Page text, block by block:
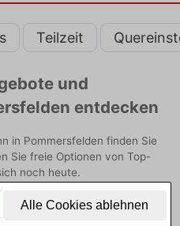
Alle Cookies ablehnen
Teilzeit
und
entdecken
in Pommersfelden finden Sie
Sie freie Optionen von Top-
noch heute.
bei der Bahn: